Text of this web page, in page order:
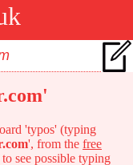
'typos' (typing
', from the free
see possible typing